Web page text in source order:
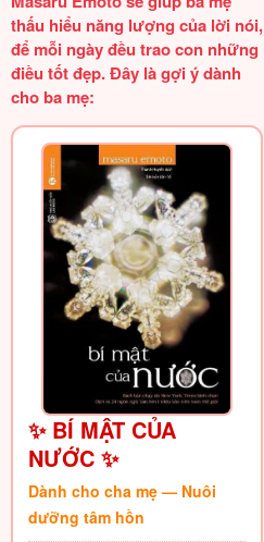
thấu hiểu năng lượng của lời nói,
để mỗi ngày đều trao con những
điều tốt đẹp. Đây là gợi ý dành
cho ba mẹ:
✨ BÍ MẬT CỦA
NƯỚC ✨
Dành cho cha mẹ — Nuôi
dưỡng tâm hồn